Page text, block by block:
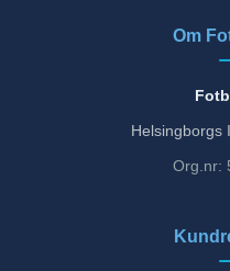
Om
Helsingborgs
Org.nr: